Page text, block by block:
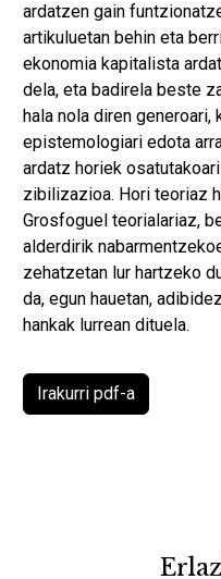
ardatzen gain
artikuluetan behin eta
ekonomia kapitalista
dela, eta badirela beste
hala nola diren generoari,
epistemologiari edota
ardatz horiek
zibilizazioa. Hori teoriaz
Grosfoguel teorialariaz,
alderdirik
zehatzetan lur hartzeko
da, egun hauetan,
hankak lurrean dituela.
Irakurri pdf-a